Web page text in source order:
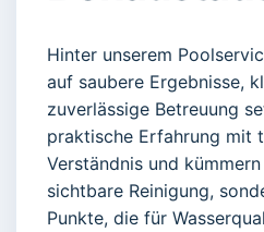
Hinter unserem
auf saubere Ergebnisse,
zuverlässige Betreuung
praktische Erfahrung mit
Verständnis und
sichtbare Reinigung,
Punkte, die für